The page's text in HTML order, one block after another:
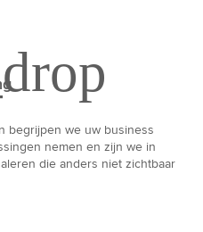
begrijpen we uw business
nemen en zijn we in
die anders niet zichtbaar